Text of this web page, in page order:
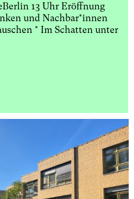
und Nachbar*innen
* Im Schatten unter